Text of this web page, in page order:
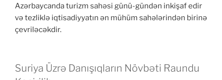
Azərbaycanda turizm sahəsi günü-gündən inkişaf edir
və tezliklə iqtisadiyyatın ən mühüm sahələrindən birinə
çevriləcəkdir.
Suriya Üzrə Danışıqların Növbəti Raundu